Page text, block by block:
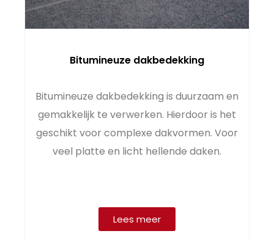
Bitumineuze dakbedekking
Bitumineuze dakbedekking is duurzaam en
gemakkelijk te verwerken. Hierdoor is het
geschikt voor complexe dakvormen. Voor
veel platte en licht hellende daken.
Lees meer